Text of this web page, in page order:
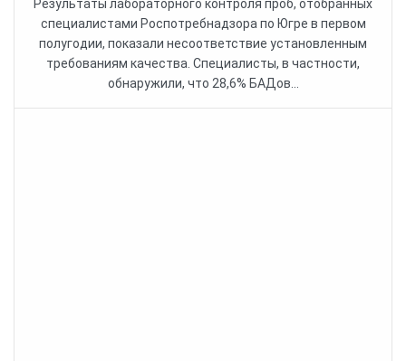
Результаты лабораторного контроля проб, отобранных
специалистами Роспотребнадзора по Югре в первом
полугодии, показали несоответствие установленным
требованиям качества. Специалисты, в частности,
обнаружили, что 28,6% БАДов...